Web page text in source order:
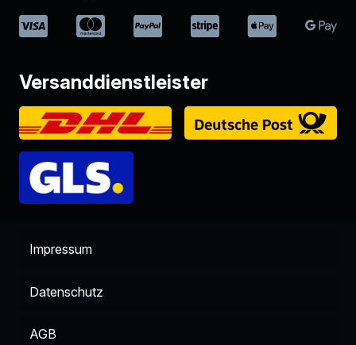
Versanddienstleister
Impressum
Datenschutz
AGB